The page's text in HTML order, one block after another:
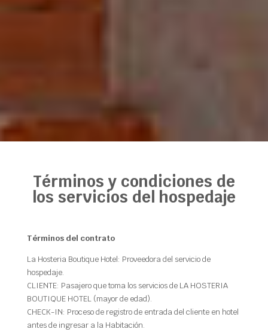
Términos y condiciones de
los servicios del hospedaje
Términos del contrato
La Hosteria Boutique Hotel: Proveedora del servicio de
hospedaje.
CLIENTE: Pasajero que toma los servicios de LA HOSTERIA
BOUTIQUE HOTEL (mayor de edad).
CHECK-IN: Proceso de registro de entrada del cliente en hotel
antes de ingresar a la Habitación.